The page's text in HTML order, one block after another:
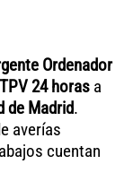
Ordenador
24 horas a
de Madrid.
averías
cuentan